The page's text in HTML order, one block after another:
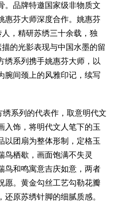
。品牌特邀国家级非物质文
惠芬大师深度合作。姚惠芬
人，精研苏绣三十余载，独
的光影表现与中国水墨的留
绣系列携手姚惠芬大师，以
腕间颈上的风雅印记，续写
绣系列的代表作，取意明代文
入饰，将明代文人笔下的玉
以团扇为整体形制，定格玉
鸟栖歇，画面饱满不失灵
鸟和鸣寓意吉庆如意，两者
愿。黄金勾丝工艺勾勒花瓣
原苏绣针脚的细腻质感。